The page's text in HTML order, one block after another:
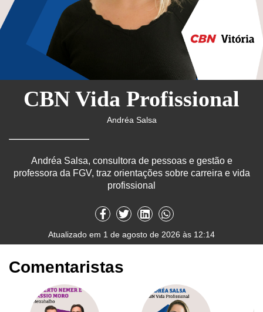
CBN Vida Profissional
Andréa Salsa
Andréa Salsa, consultora de pessoas e gestão e
professora da FGV, traz orientações sobre carreira e vida
profissional
Atualizado em 1 de agosto de 2026 às 12:14
Comentaristas